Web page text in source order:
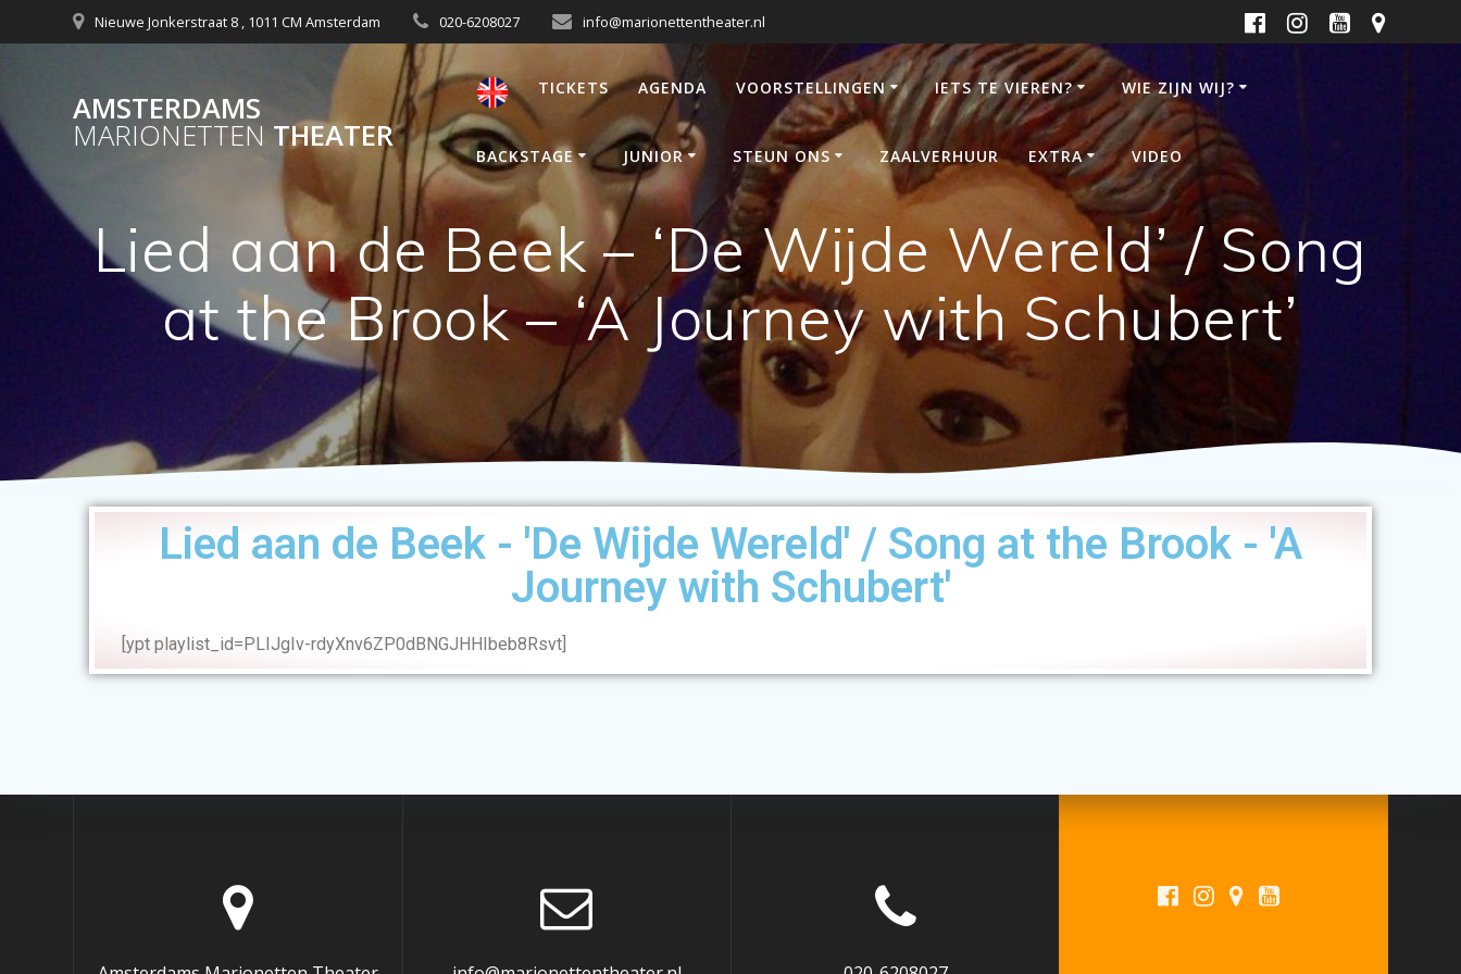
Nieuwe Jonkerstraat 8 , 1011 CM Amsterdam 020-6208027 info@marionettentheater.nl
AMSTERDAMS
MARIONETTENTHEATER
TICKETS AGENDA VOORSTELLINGEN IETS TE VIEREN? WIE ZIJN WIJ?
BACKSTAGE JUNIOR STEUN ONS ZAALVERHUUR EXTRA VIDEO
Lied aan de Beek – ‘De Wijde Wereld’ / Song
at the Brook – ‘A Journey with Schubert’​
Lied aan de Beek - 'De Wijde Wereld' / Song at the Brook - 'A
Journey with Schubert'
[ypt playlist_id=PLIJgIv-rdyXnv6ZP0dBNGJHHIbeb8Rsvt]